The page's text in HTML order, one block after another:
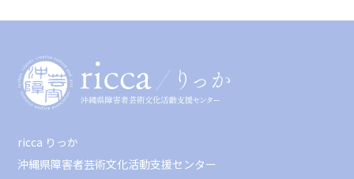
ricca りっか
沖縄県障害者芸術文化活動支援センター